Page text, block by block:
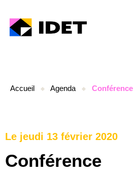
Accueil Agenda Conférence
Le jeudi 13 février 2020
Conférence